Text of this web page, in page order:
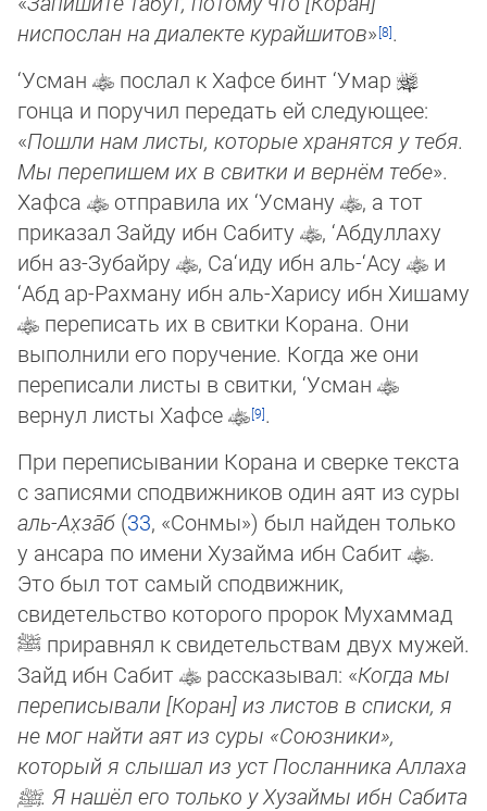
ниспослан на диалекте курайшитов»
.
‘Усман
послал к Хафсе бинт ‘Умар
гонца и поручил передать ей следующее:
«Пошли нам листы, которые хранятся у тебя.
Мы перепишем их в свитки и вернём тебе».
Хафса
отправила их ‘Усману
, а тот
приказал Зайду ибн Сабиту
, ‘Абдуллаху
ибн аз-Зубайру
, Са‘иду ибн аль-‘Асу
и
‘Абд ар-Рахману ибн аль-Харису ибн Хишаму
переписать их в свитки Корана. Они
выполнили его поручение. Когда же они
переписали листы в свитки, ‘Усман
вернул листы Хафсе
.
При переписывании Корана и сверке текста
с записями сподвижников один аят из суры
аль-Ах̣­за̄б (33, «Сон­мы») был найден только
у ансара по имени Хузайма ибн Сабит
.
Это был тот самый сподвижник,
свидетельство которого пророк Мухаммад
ﷺ приравнял к свидетельствам двух мужей.
Зайд ибн Сабит
рассказывал: «Когда мы
переписывали [Коран] из листов в списки, я
не мог найти аят из суры «Союзники»,
который я слышал из уст Посланника Аллаха
ﷺ. Я нашёл его только у Ху­зай­мы ибн Сабита